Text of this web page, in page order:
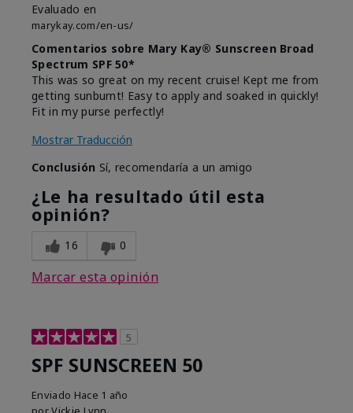
Evaluado en
marykay.com/en-us/
Comentarios sobre Mary Kay® Sunscreen Broad
Spectrum SPF 50*
This was so great on my recent cruise! Kept me from
getting sunburnt! Easy to apply and soaked in quickly!
Fit in my purse perfectly!
Mostrar Traducción
Conclusión Sí, recomendaría a un amigo
¿Le ha resultado útil esta
opinión?
16 0
Marcar esta opinión
5
SPF SUNSCREEN 50
Enviado Hace 1 año